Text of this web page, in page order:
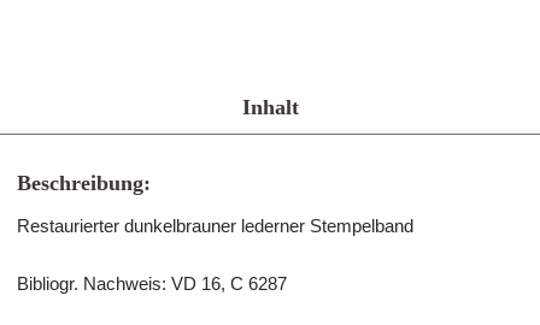
Inhalt
Beschreibung:
Restaurierter dunkelbrauner lederner Stempelband
Bibliogr. Nachweis: VD 16, C 6287